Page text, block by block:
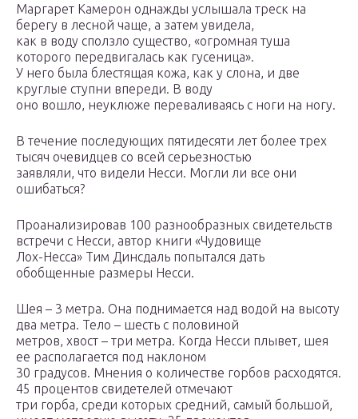
Маргарет Камерон однажды услышала треск на
берегу в лесной чаще, а затем увидела,
как в воду сползло существо, «огромная туша
которого передвигалась как гусеница».
У него была блестящая кожа, как у слона, и две
круглые ступни впереди. В воду
оно вошло, неуклюже переваливаясь с ноги на ногу.
В течение последующих пятидесяти лет более трех
тысяч очевидцев со всей серьезностью
заявляли, что видели Несси. Могли ли все они
ошибаться?
Проанализировав 100 разнообразных свидетельств
встречи с Несси, автор книги «Чудовище
Лох-Несса» Тим Динсдаль попытался дать
обобщенные размеры Несси.
Шея – 3 метра. Она поднимается над водой на высоту
два метра. Тело – шесть с половиной
метров, хвост – три метра. Когда Несси плывет, шея
ее располагается под наклоном
30 градусов. Мнения о количестве горбов расходятся.
45 процентов свидетелей отмечают
три горба, среди которых средний, самый большой,